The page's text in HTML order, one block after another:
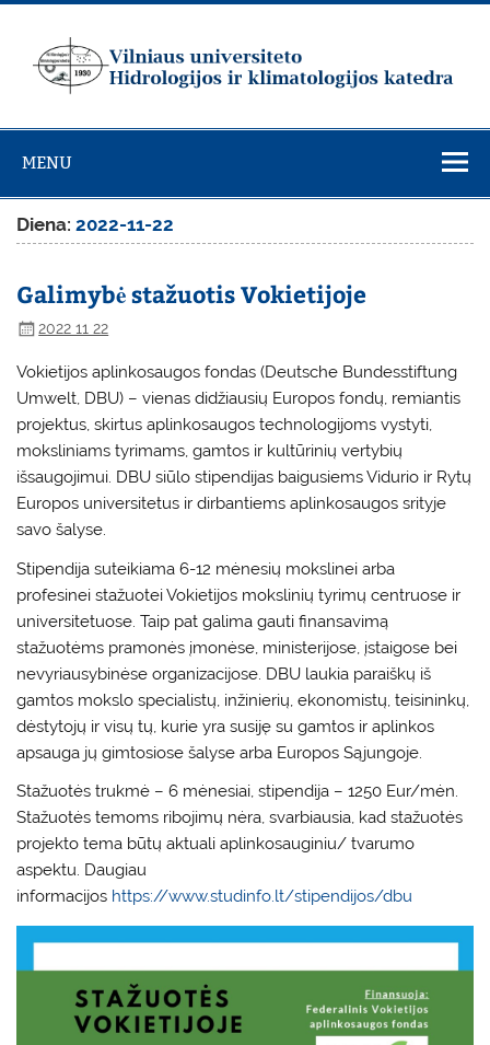
Skip
universiteto
Hidrologijos ir
klimatologijos
katedra
MENU
Diena:2022-11-22
Galimybė stažuotis Vokietijoje
2022 11 22
Vokietijos aplinkosaugos fondas (Deutsche Bundesstiftung
Umwelt, DBU) – vienas didžiausių Europos fondų, remiantis
projektus, skirtus aplinkosaugos technologijoms vystyti,
moksliniams tyrimams, gamtos ir kultūrinių vertybių
išsaugojimui. DBU siūlo stipendijas baigusiems Vidurio ir Rytų
Europos universitetus ir dirbantiems aplinkosaugos srityje
savo šalyse.
Stipendija suteikiama 6-12 mėnesių mokslinei arba
profesinei stažuotei Vokietijos mokslinių tyrimų centruose ir
universitetuose. Taip pat galima gauti finansavimą
stažuotėms pramonės įmonėse, ministerijose, įstaigose bei
nevyriausybinėse organizacijose. DBU laukia paraiškų iš
gamtos mokslo specialistų, inžinierių, ekonomistų, teisininkų,
dėstytojų ir visų tų, kurie yra susiję su gamtos ir aplinkos
apsauga jų gimtosiose šalyse arba Europos Sąjungoje.
Stažuotės trukmė – 6 mėnesiai, stipendija – 1250 Eur/mėn.
Stažuotės temoms ribojimų nėra, svarbiausia, kad stažuotės
projekto tema būtų aktuali aplinkosauginiu/ tvarumo
aspektu. Daugiau
informacijos https://www.studinfo.lt/stipendijos/dbu